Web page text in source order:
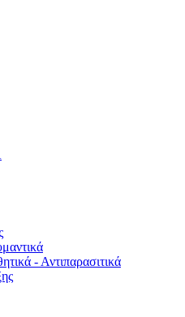
- Αντιπαρασιτικά